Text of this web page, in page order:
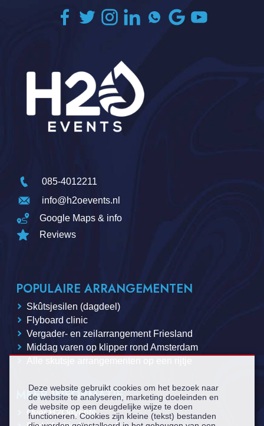
085-4012211
info@h2oevents.nl
Google Maps & info
Reviews
POPULAIRE ARRANGEMENTEN
Skûtsjesilen (dagdeel)
Flyboard clinic
Vergader- en zeilarrangement Friesland
Middag varen op klipper rond Amsterdam
MEER INFORMATIE
Over H2Oevents
Deze website gebruikt cookies om het bezoek naar
de website te analyseren, marketing doeleinden en
de website op een deugdelijke wijze te doen
functioneren. Cookies zijn kleine (tekst) bestanden